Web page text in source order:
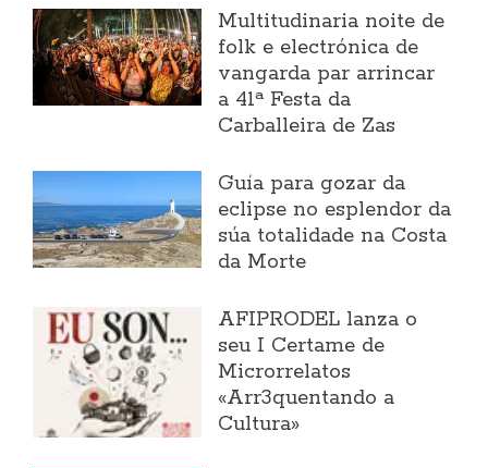
Multitudinaria noite de
folk e electrónica de
vangarda par arrincar
a 41ª Festa da
Carballeira de Zas
Guía para gozar da
eclipse no esplendor da
súa totalidade na Costa
da Morte
AFIPRODEL lanza o
seu I Certame de
Microrrelatos
«Arr3quentando a
Cultura»